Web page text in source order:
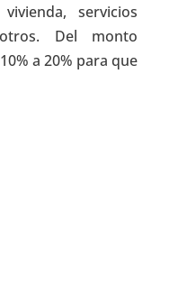
servicios
Del monto
a 20% para que